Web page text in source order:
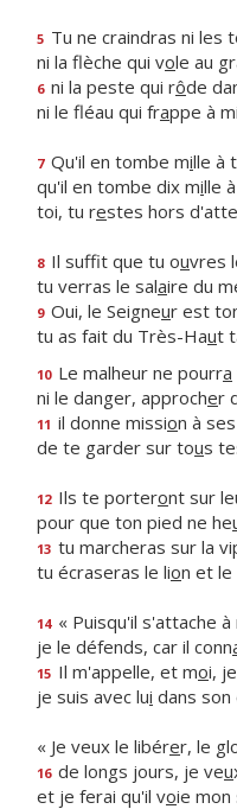
5 Tu ne craindras ni les
ni la flèche qui vole au
6 ni la peste qui rôde
ni le fléau qui frappe à
7 Qu'il en tombe mille à
qu'il en tombe dix mille
toi, tu restes hors
8 Il suffit que tu ouvres
tu verras le salaire du
9 Oui, le Seigneur est
tu as fait du Très-Haut
10 Le malheur ne pourra
ni le danger, approcher
11 il donne mission à
de te garder sur tous
12 Ils te porteront sur
pour que ton pied ne he
13 tu marcheras sur la
tu écraseras le lion et le
14 « Puisqu'il s'attache à
je le défends, car il conn
15 Il m'appelle, et moi,
je suis avec lui dans son
« Je veux le libérer, le
16 de longs jours, je veu
et je ferai qu'il voie mon